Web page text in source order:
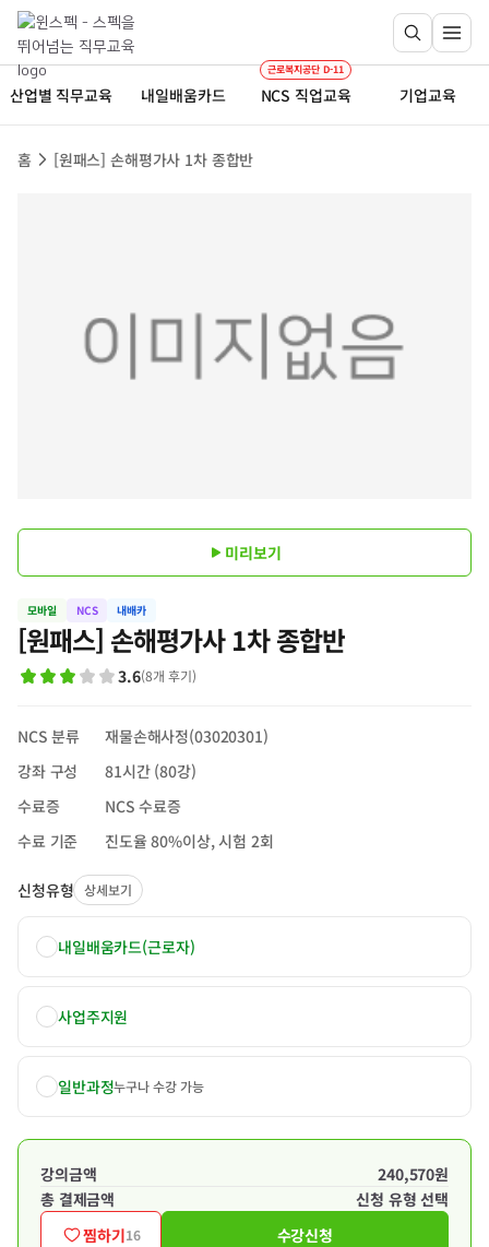
산업별 직무교육 내일배움카드
근로복지공단 D-11
NCS 직업교육 기업교육
홈 [원패스] 손해평가사 1차 종합반
미리보기
모바일 NCS 내배카
[원패스] 손해평가사 1차 종합반
3.6(8개 후기)
NCS 분류
재물손해사정(03020301)
강좌 구성
81시간 (80강)
수료증
NCS 수료증
수료 기준
진도율 80%이상, 시험 2회
신청유형 상세보기
내일배움카드(근로자)
사업주지원
일반과정누구나 수강 가능
강의금액
240,570원
총 결제금액
신청 유형 선택
찜하기16 수강신청